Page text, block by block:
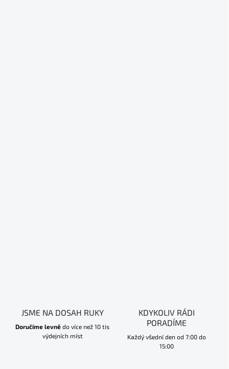
JSME NA DOSAH RUKY
Doručíme levně do více než 10 tis
výdejních míst
KDYKOLIV RÁDI
PORADÍME
Každý všední den od 7:00 do
15:00